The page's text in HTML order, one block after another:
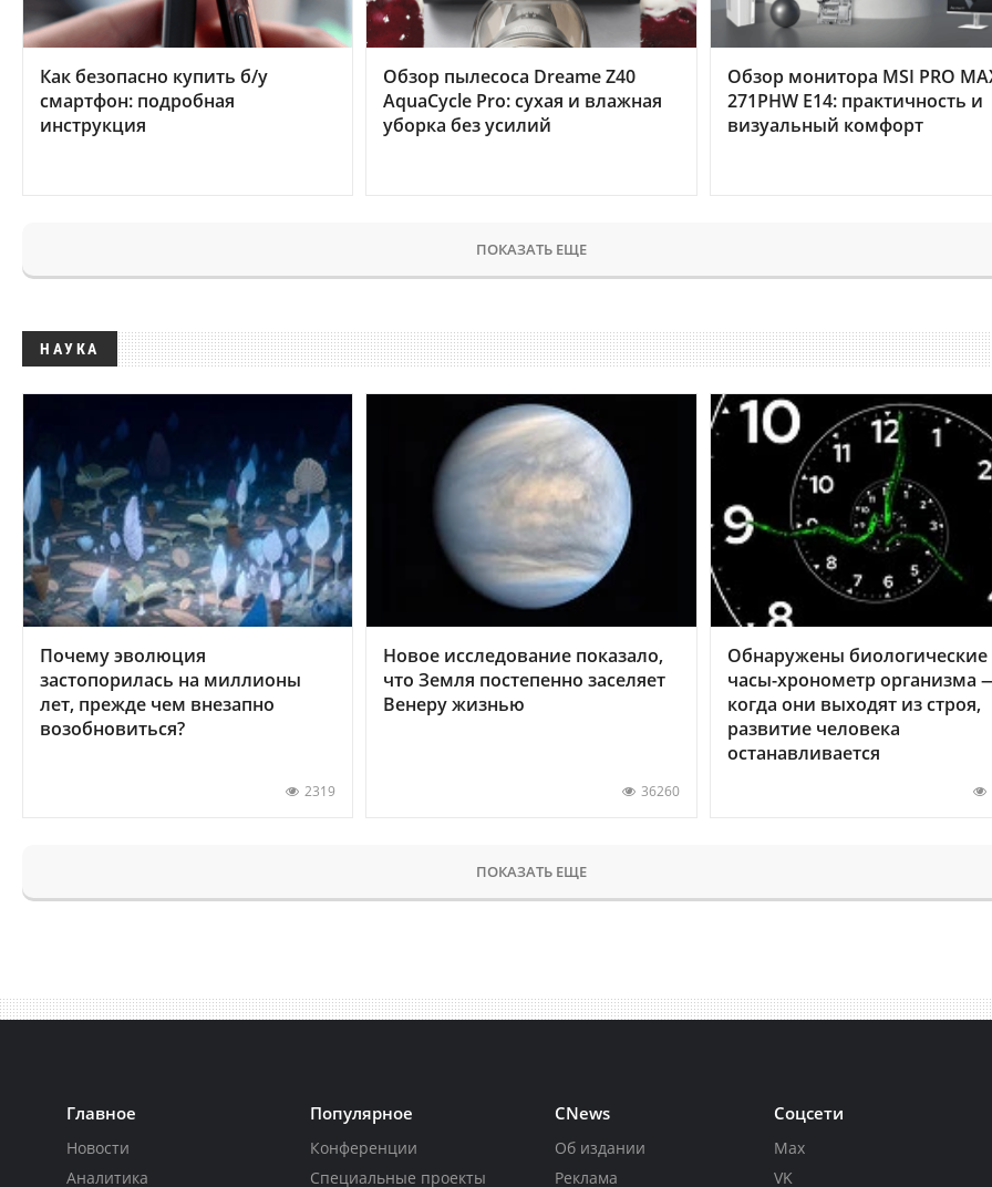
Как безопасно купить б/у
смартфон: подробная
инструкция
Обзор пылесоса Dreame Z40
AquaCycle Pro: сухая и влажная
уборка без усилий
Обзор монитора MSI PRO
271PHW E14: практичность и
визуальный комфорт
ПОКАЗАТЬ ЕЩЕ
НАУКА
Почему эволюция
застопорилась на миллионы
лет, прежде чем внезапно
возобновиться?
2319
Новое исследование показало,
что Земля постепенно заселяет
Венеру жизнью
36260
Обнаружены биологические
часы-хронометр организма
когда они выходят из строя,
развитие человека
останавливается
ПОКАЗАТЬ ЕЩЕ
Главное
Новости
Аналитика
Популярное
Конференции
Специальные проекты
CNews
Об издании
Реклама
Соцсети
Max
VK